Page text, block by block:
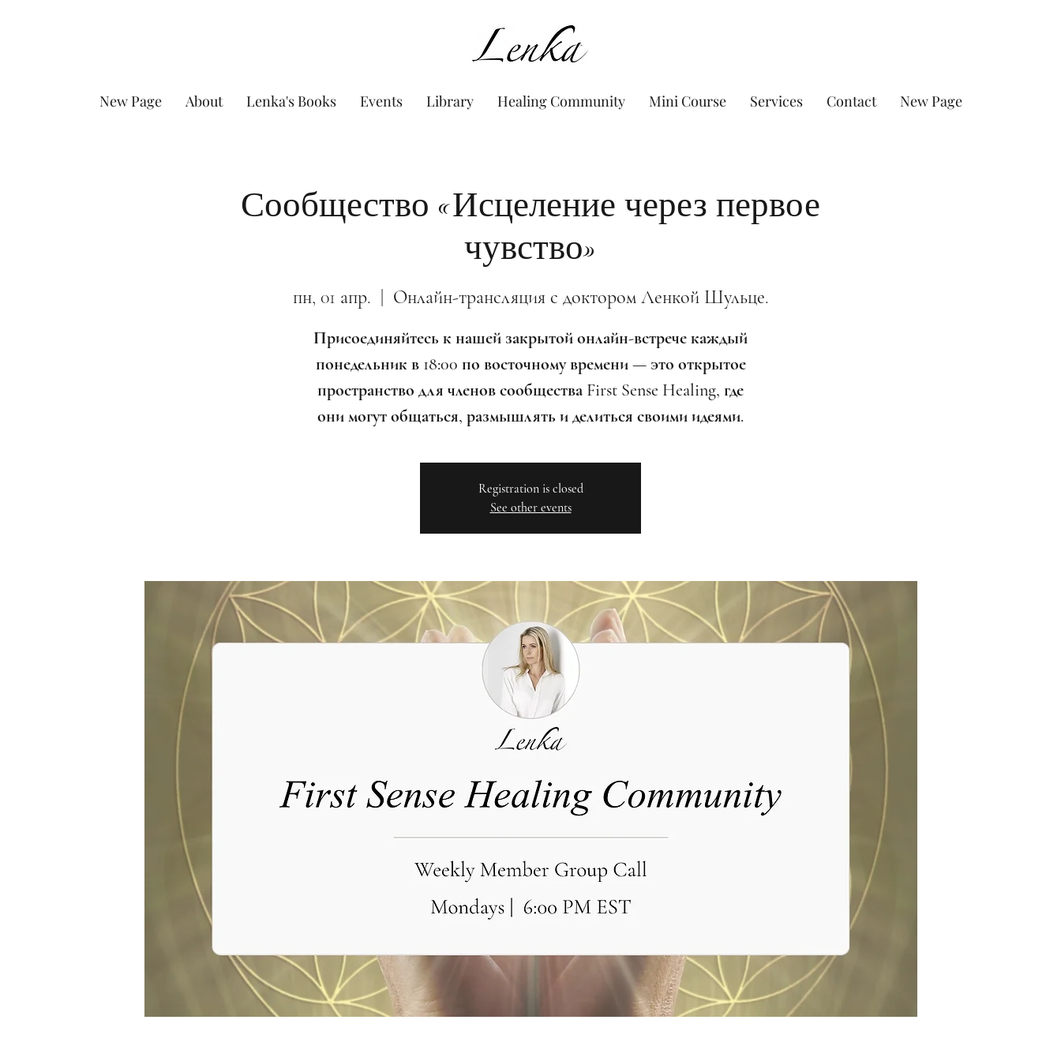
www.Lenka.org
New Page About Lenka's Books Events Library Healing Community Mini Course Services Contact New Page
Сообщество «Исцеление через первое
чувство»
пн, 01 апр. Онлайн-трансляция с доктором Ленкой Шульце.
Присоединяйтесь к нашей закрытой онлайн-встрече каждый
понедельник в 18:00 по восточному времени — это открытое
пространство для членов сообщества First Sense Healing, где
они могут общаться, размышлять и делиться своими идеями.
Registration is closed
See other events